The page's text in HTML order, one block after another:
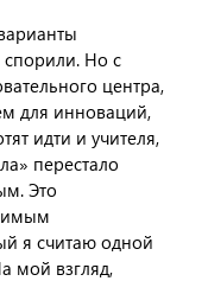
спорили. Но с
центра,
для инноваций,
идти и учителя,
перестало
Это
я считаю одной
мой взгляд,